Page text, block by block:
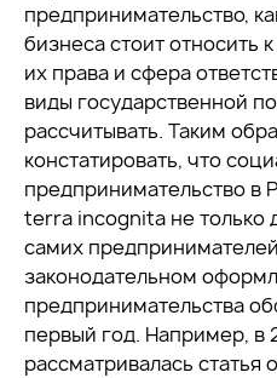
предпринимательство,
бизнеса стоит относить
их права и сфера
виды государственной
рассчитывать. Таким
констатировать, что
предпринимательство в
terra incognita не только
самих
законодательном
предпринимательства
первый год. Например, в
рассматривалась статья